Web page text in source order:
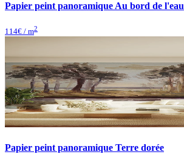
Papier peint panoramique Au bord de l'eau
114€ / m2
Papier peint panoramique Terre dorée